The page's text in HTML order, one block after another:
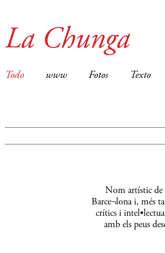
La Chunga
Todo www Fotos Texto
Nom artístic de
Barce¬lona i, més
crítics i
amb els peus